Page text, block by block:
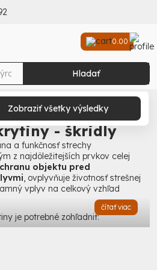
Hladať
Zobraziť všetky výsledky
0.00
Strešné krytiny - škridly
krytiny - škridly
a funkčnosť strechy
z najdôležitejších prvkov celej
objektu pred
, ovplyvňuje životnosť strešnej
vplyv na celkový vzhľad
je potrebné zohľadniť:
čítať viac